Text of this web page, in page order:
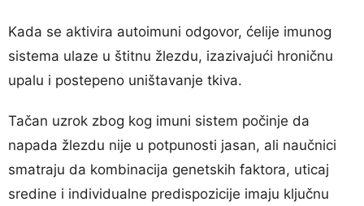
Kada se aktivira autoimuni odgovor, ćelije imunog
sistema ulaze u štitnu žlezdu, izazivajući hroničnu
upalu i postepeno uništavanje tkiva.
Tačan uzrok zbog kog imuni sistem počinje da
napada žlezdu nije u potpunosti jasan, ali naučnici
smatraju da kombinacija genetskih faktora, uticaj
sredine i individualne predispozicije imaju ključnu